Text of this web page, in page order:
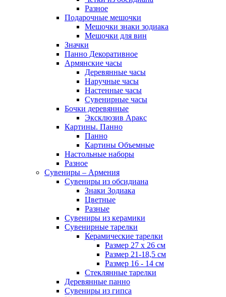
Разное
Подарочные мешочки
Мешочки знаки зодиака
Мешочки для вин
Значки
Панно Декоративное
Армянские часы
Деревянные часы
Наручные часы
Настенные часы
Сувенирные часы
Бочки деревянные
Эксклюзив Аракс
Картины. Панно
Панно
Картины Объемные
Настольные наборы
Разное
Сувениры – Армения
Сувениры из обсидиана
Знаки Зодиака
Цветные
Разные
Сувениры из керамики
Сувенирные тарелки
Керамические тарелки
Размер 27 х 26 см
Размер 21-18,5 см
Размер 16 - 14 см
Стеклянные тарелки
Деревянные панно
Сувениры из гипса